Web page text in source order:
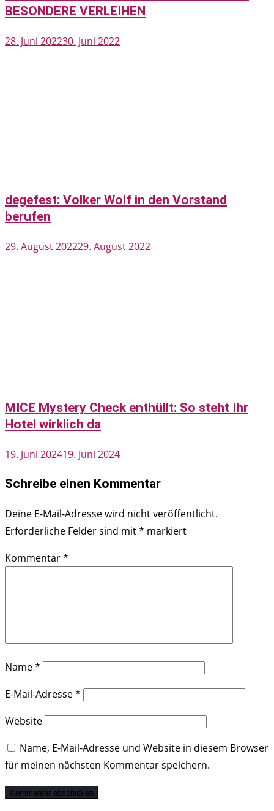
BESONDERE VERLEIHEN
28. Juni 202230. Juni 2022
degefest: Volker Wolf in den Vorstand
berufen
29. August 202229. August 2022
MICE Mystery Check enthüllt: So steht Ihr
Hotel wirklich da
19. Juni 202419. Juni 2024
Schreibe einen Kommentar
Deine E-Mail-Adresse wird nicht veröffentlicht.
Erforderliche Felder sind mit* markiert
Kommentar*
Name*
E-Mail-Adresse*
Website
Name, E-Mail-Adresse und Website in diesem Browser
für meinen nächsten Kommentar speichern.